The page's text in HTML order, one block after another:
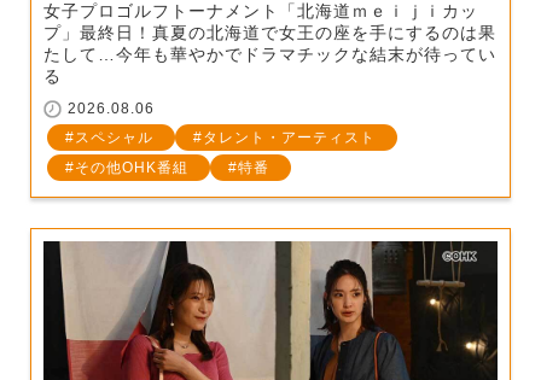
女子プロゴルフトーナメント「北海道ｍｅｉｊｉカッ
プ」最終日！真夏の北海道で女王の座を手にするのは果
たして…今年も華やかでドラマチックな結末が待ってい
る
2026.08.06
スペシャル
タレント・アーティスト
その他OHK番組
特番